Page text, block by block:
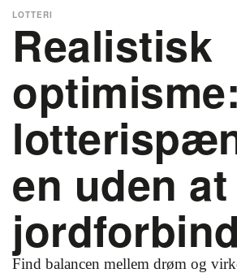
Realistisk
en uden
Find balancen mellem drøm og
LOTTERI